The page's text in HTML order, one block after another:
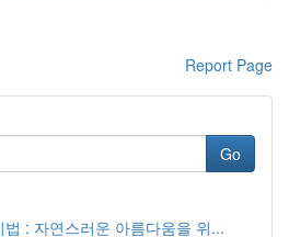
Report Page
Go
: 자연스러운 아름다움을 위...